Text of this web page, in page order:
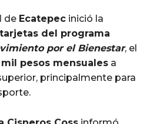
de Ecatepec inició la
del programa
por el Bienestar, el
mil pesos mensuales a
principalmente para